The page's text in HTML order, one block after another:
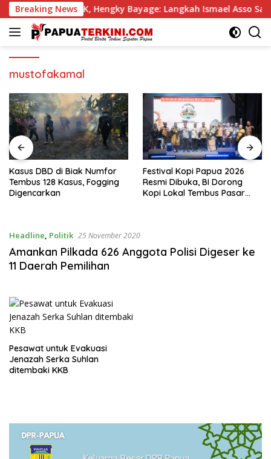
Langsung
ke
konten
Breaking News
Bayage: Langkah Ismael Asso Sangat Keliru
mustofakamal
Kasus DBD di Biak Numfor
Tembus 128 Kasus, Fogging
Digencarkan
Festival Kopi Papua 2026
Resmi Dibuka, BI Dorong
Kopi Lokal Tembus Pasar
Headline, Politik 25 November 2020
Amankan Pilkada 626 Anggota Polisi Digeser ke
11 Daerah Pemilihan
Pesawat untuk Evakuasi
Jenazah Serka Suhlan
ditembaki KKB